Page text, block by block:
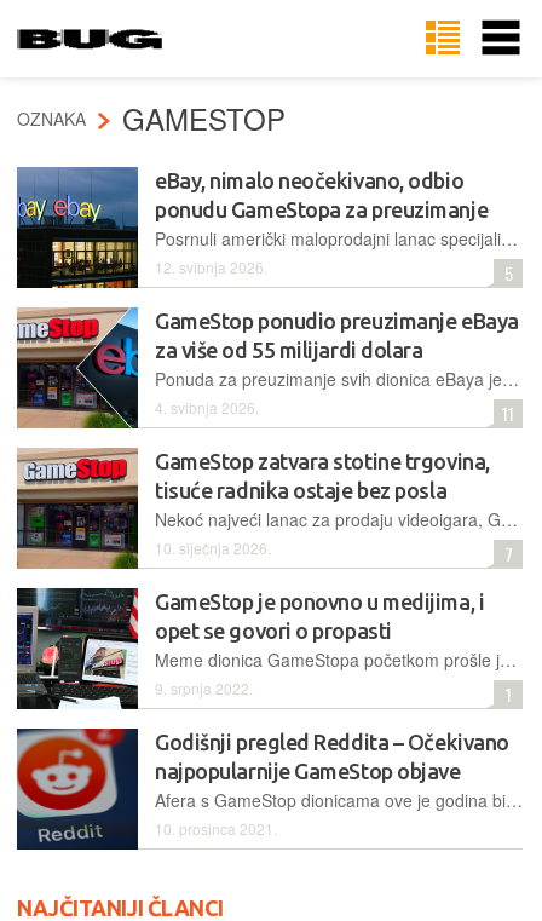
OZNAKA GAMESTOP
eBay, nimalo neočekivano, odbio
ponudu GameStopa za preuzimanje
Posrnuli američki maloprodajni lanac specijaliziran za videoigre i digitalnu multimediju predlagao je preuzeti daleko veću internetsku platformu, no ponuda je službeno naišla na otpor
12. svibnja 2026. 5
GameStop ponudio preuzimanje eBaya
za više od 55 milijardi dolara
Ponuda za preuzimanje svih dionica eBaya je neobavezujuća, uključuje plaćanje 50% u gotovini i 50% u dionicama, dok se kupac obvezuje drastično srezati operativne troškove servisa za aukcije
4. svibnja 2026. 11
GameStop zatvara stotine trgovina,
tisuće radnika ostaje bez posla
Nekoć najveći lanac za prodaju videoigara, GameStop, započeo je 2026. godinu masovnim zatvaranjem trgovina. Dok se tvrtka okreće novim izvorima zarade, tisuće zaposlenika suočava se s neizvjesnom budućnošću
10. siječnja 2026. 7
GameStop je ponovno u medijima, i
opet se govori o propasti
Meme dionica GameStopa početkom prošle je godine vratila s ruba propasti ovu kompaniju, koja je u međuvremenu pokušala revitalizirati poslovanje. No, ponovno stižu negativne vijesti
9. srpnja 2022. 1
Godišnji pregled Reddita – Očekivano
najpopularnije GameStop objave
Afera s GameStop dionicama ove je godina bila izrazito popularna na Redditu, što upravo dokazuje i godišnji pregled platforme
10. prosinca 2021.
NAJČITANIJI ČLANCI